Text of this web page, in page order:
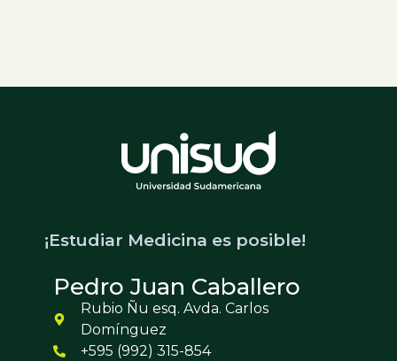
¡Estudiar Medicina es posible!
Pedro Juan Caballero
Rubio Ñu esq. Avda. Carlos
Domínguez
+595 (992) 315-854